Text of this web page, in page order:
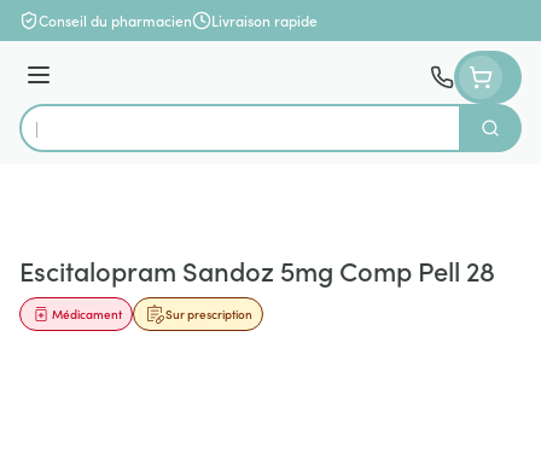
Aller au contenu
Conseil du pharmacien Livraison rapide
Menu
Rechercher
Escitalopram Sandoz 5mg Comp Pell 28
Sur prescription
Médicament